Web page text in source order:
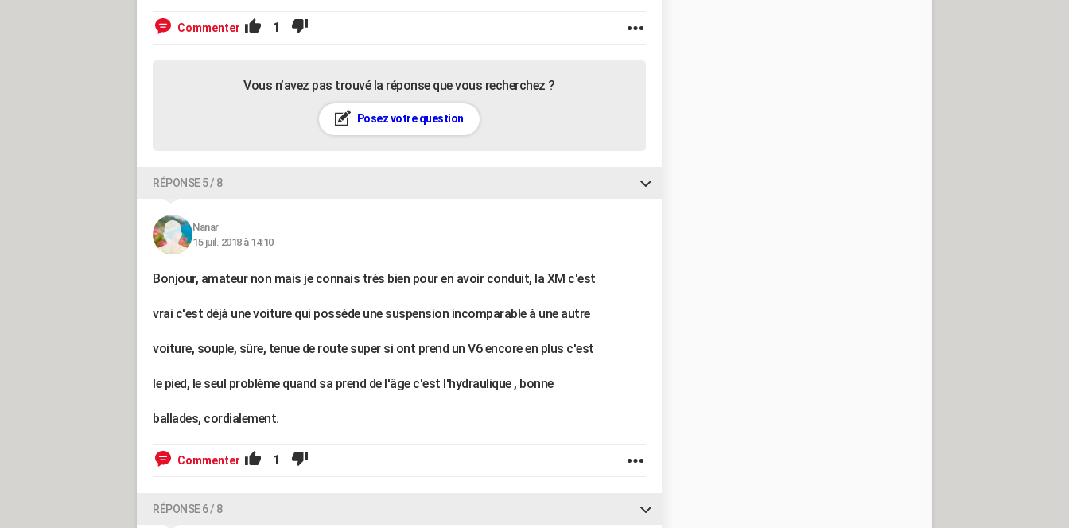
Commenter 1
Vous n’avez pas trouvé la réponse que vous recherchez ?
Posez votre question
RÉPONSE 5 / 8
Nanar
15 juil. 2018 à 14:10
Bonjour, amateur non mais je connais très bien pour en avoir conduit, la XM c'est
vrai c'est déjà une voiture qui possède une suspension incomparable à une autre
voiture, souple, sûre, tenue de route super si ont prend un V6 encore en plus c'est
le pied, le seul problème quand sa prend de l'âge c'est l'hydraulique , bonne
ballades, cordialement.
Commenter 1
RÉPONSE 6 / 8